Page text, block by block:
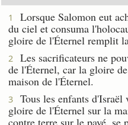
1
Lorsque Salomon eut
du ciel et consuma
gloire de l'Éternel remplit
2
Les sacrificateurs ne
de l'Éternel, car la gloire
maison de l'Éternel.
3
Tous les enfants
gloire de l'Éternel sur la
contre terre sur le pavé, se